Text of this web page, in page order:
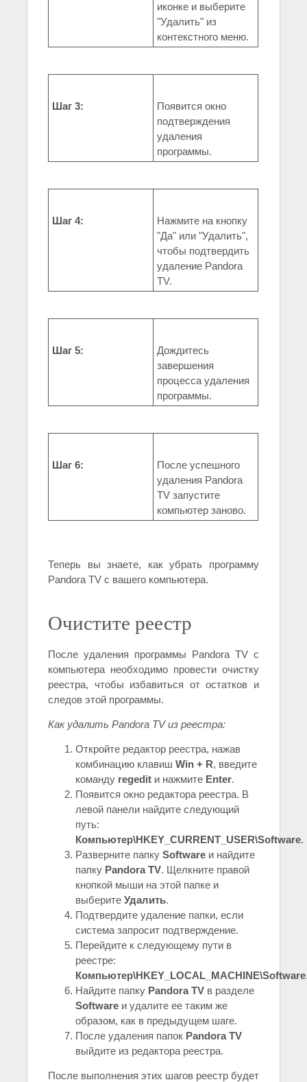
иконке и выберите
"Удалить" из
контекстного меню.
Шаг 3:
Появится окно
подтверждения
удаления
программы.
Шаг 4:
Нажмите на кнопку
"Да" или "Удалить",
чтобы подтвердить
удаление Pandora
TV.
Шаг 5:
Дождитесь
завершения
процесса удаления
программы.
Шаг 6:
После успешного
удаления Pandora
TV запустите
компьютер заново.
Теперь вы знаете, как убрать программу
Pandora TV с вашего компьютера.
Очистите реестр
После удаления программы Pandora TV с
компьютера необходимо провести очистку
реестра, чтобы избавиться от остатков и
следов этой программы.
Как удалить Pandora TV из реестра:
Откройте редактор реестра, нажав
комбинацию клавиш Win + R, введите
команду regedit и нажмите Enter.
Появится окно редактора реестра. В
левой панели найдите следующий
путь:
Компьютер\HKEY_CURRENT_USER\Software.
Разверните папку Software и найдите
папку Pandora TV. Щелкните правой
кнопкой мыши на этой папке и
выберите Удалить.
Подтвердите удаление папки, если
система запросит подтверждение.
Перейдите к следующему пути в
реестре:
Компьютер\HKEY_LOCAL_MACHINE\Software
Найдите папку Pandora TV в разделе
Software и удалите ее таким же
образом, как в предыдущем шаге.
После удаления папок Pandora TV
выйдите из редактора реестра.
После выполнения этих шагов реестр будет